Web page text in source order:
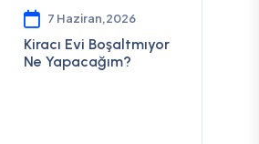
7 Haziran,2026
Kiracı Evi Boşaltmıyor
Ne Yapacağım?